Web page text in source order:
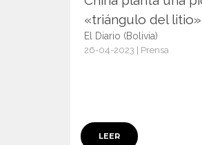
«triángulo del litio»
El Diario (Bolivia)
26-04-2023 | Prensa
LEER